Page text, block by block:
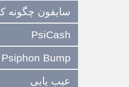
سایفون چگونه
PsiCash
Psiphon Bump
عیب‌ یابی